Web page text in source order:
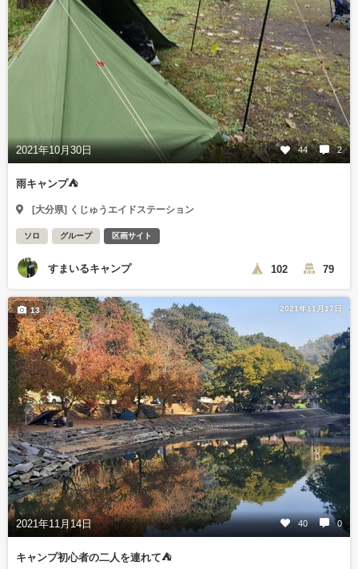
2021年10月30日 44 2
雨キャンプ⛺
[大分県] くじゅうエイドステーション
ソロ グループ 区画サイト
すまいるキャンプ 102 79
2021年11月17日
2021年11月14日 40 0
13
キャンプ初心者の二人を連れて⛺